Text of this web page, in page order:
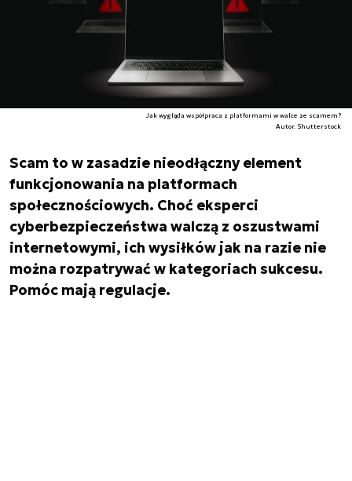
Jak wygląda współpraca z platformami w walce ze scamem?
Autor. Shutterstock
Scam to w zasadzie nieodłączny element
funkcjonowania na platformach
społecznościowych. Choć eksperci
cyberbezpieczeństwa walczą z oszustwami
internetowymi, ich wysiłków jak na razie nie
można rozpatrywać w kategoriach sukcesu.
Pomóc mają regulacje.